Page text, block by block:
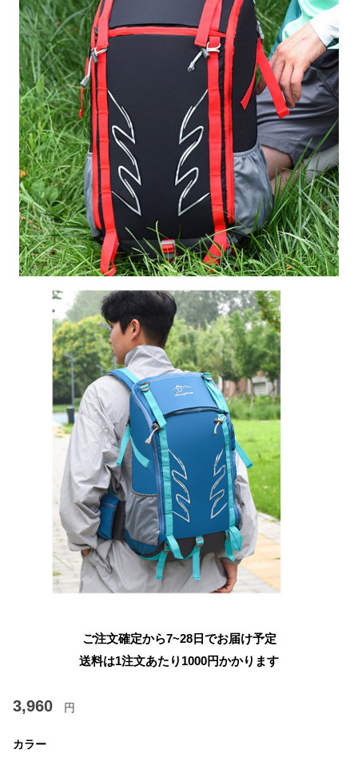
ご注文確定から7~28日でお届け予定
送料は1注文あたり 1000円かかります
3,960 円
カラー